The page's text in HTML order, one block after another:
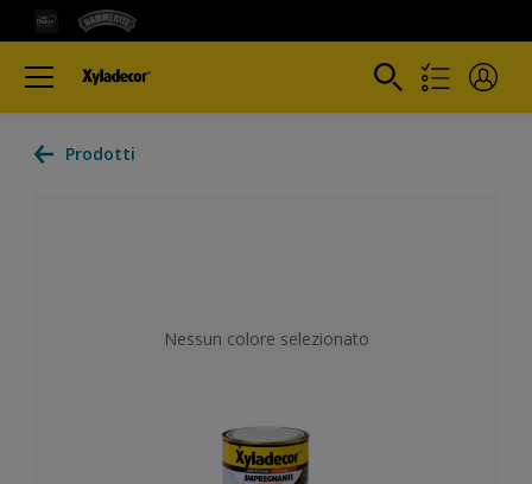
Prodotti
Nessun colore selezionato